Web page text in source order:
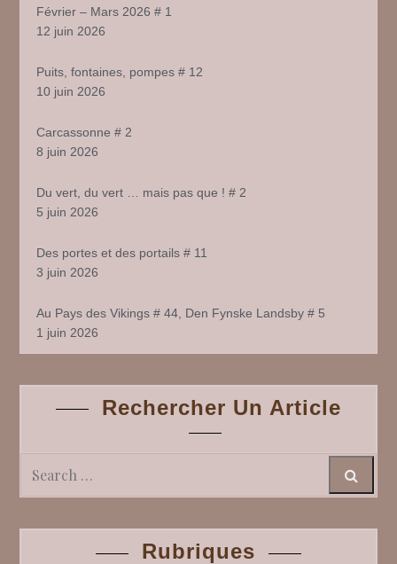
Février – Mars 2026 # 1
12 juin 2026
Puits, fontaines, pompes # 12
10 juin 2026
Carcassonne # 2
8 juin 2026
Du vert, du vert … mais pas que ! # 2
5 juin 2026
Des portes et des portails # 11
3 juin 2026
Au Pays des Vikings # 44, Den Fynske Landsby # 5
1 juin 2026
Rechercher Un Article
Rubriques